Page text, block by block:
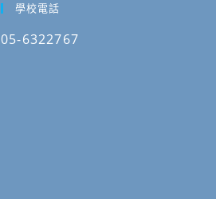
學校電話
05-6322767